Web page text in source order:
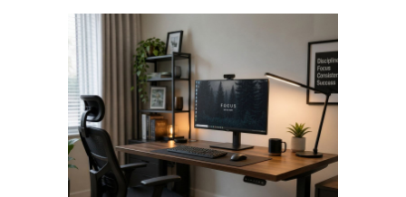
home office organizado que aguante
bien una jornada completa.